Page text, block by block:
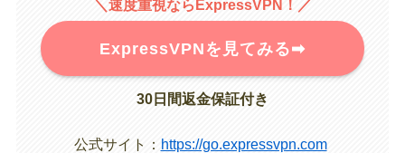
＼速度重視ならExpressVPN！／
ExpressVPNを見てみる➡︎
30日間返金保証付き
公式サイト： https://go.expressvpn.com